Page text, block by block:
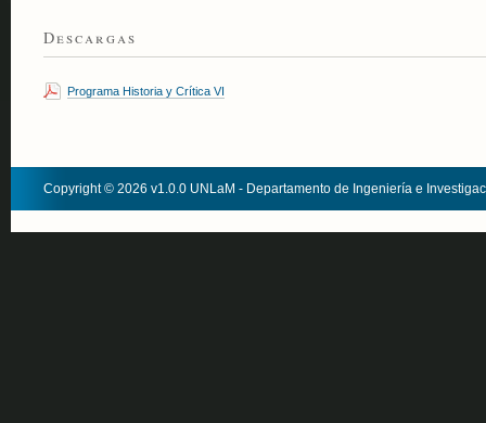
Descargas
Programa Historia y Crítica VI
Copyright © 2026 v1.0.0 UNLaM - Departamento de Ingeniería e